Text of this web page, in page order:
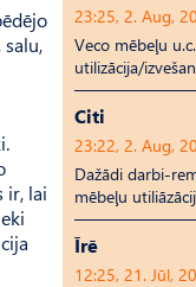
ir, lai
23:25, 2. Aug,
Veco mēbeļu
utilizācija/
Citi
23:22, 2. Aug,
Dažādi darbi-
mēbeļu
Īrē
12:25, 21. Jūl,